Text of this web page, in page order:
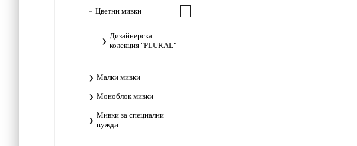
Цветни мивки
Дизайнерска
колекция "PLURAL"
Малки мивки
Моноблок мивки
Мивки за специални
нужди